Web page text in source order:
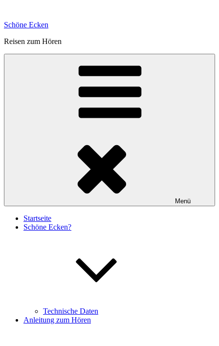
springen
Schöne Ecken
Reisen zum Hören
Menü
Startseite
Schöne Ecken?
Technische Daten
Anleitung zum Hören